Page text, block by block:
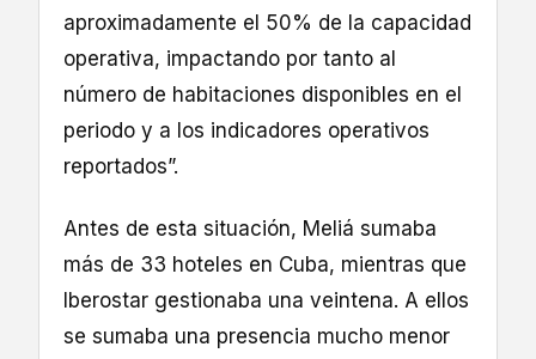
aproximadamente el 50% de la capacidad
operativa, impactando por tanto al
número de habitaciones disponibles en el
periodo y a los indicadores operativos
reportados”.
Antes de esta situación, Meliá sumaba
más de 33 hoteles en Cuba, mientras que
Iberostar gestionaba una veintena. A ellos
se sumaba una presencia mucho menor